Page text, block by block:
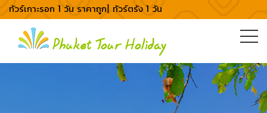
ทัวร์เกาะรอก 1 วัน ราคาถูก| ทัวร์ตรัง 1 วัน